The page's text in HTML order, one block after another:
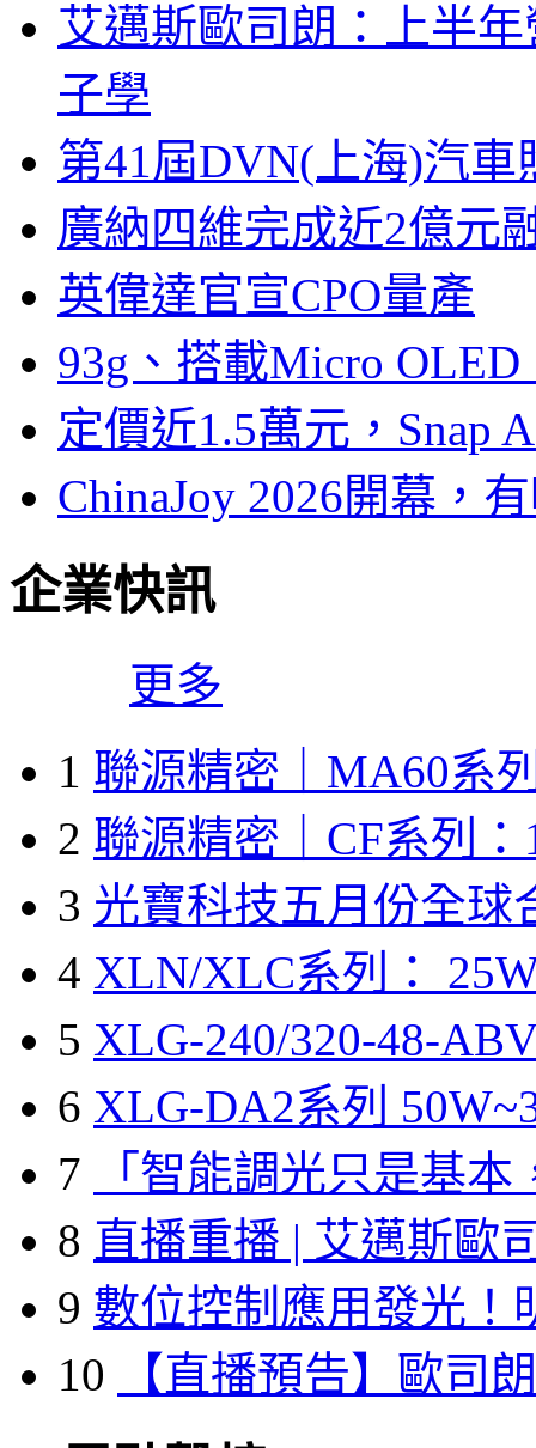
艾邁斯歐司朗：上半
子學
第41屆DVN(上海)汽
廣納四維完成近2億元
英偉達官宣CPO量產
93g、搭載Micro
定價近1.5萬元，Snap
ChinaJoy 2026開幕，
企業快訊
更多
1 聯源精密｜MA60系
2 聯源精密｜CF系列：
3 光寶科技五月份全球
4 XLN/XLC系列：
5 XLG-240/320-48-
6 XLG-DA2系列
7
「智能調光只是基本
8 直播重播 | 艾邁斯歐
9 數位控制應用發光！
10
【直播預告】歐司